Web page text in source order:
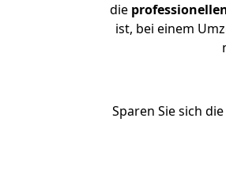
die
ist, bei einem
Sparen Sie sich